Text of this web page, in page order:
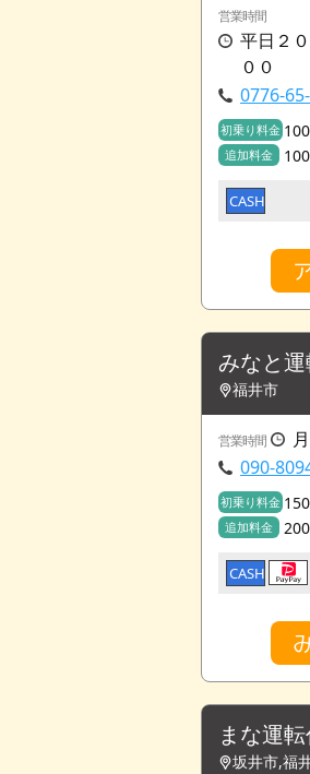
営業時間
平日２
００
0776-
初乗り料金
追加料金
CASH
みなと
福井市
営業時間
090-
初乗り料金
追加料金
CASH
まな運
坂井市,福